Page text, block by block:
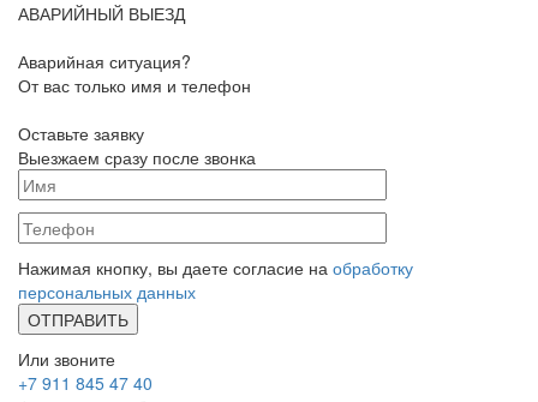
АВАРИЙНЫЙ ВЫЕЗД
Аварийная ситуация?
От вас только имя и телефон
Оставьте заявку
Выезжаем сразу после звонка
Нажимая кнопку, вы даете согласие на обработку
персональных данных
Или звоните
+7 911 845 47 40